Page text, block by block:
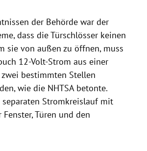
der Behörde war der
dass die Türschlösser keinen
sie von außen zu öffnen, muss
12-Volt-Strom aus einer
bestimmten Stellen
wie die NHTSA betonte.
separaten Stromkreislauf mit
Türen und den